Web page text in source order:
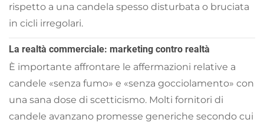
rispetto a una candela spesso disturbata o bruciata
in cicli irregolari.
La realtà commerciale: marketing contro realtà
È importante affrontare le affermazioni relative a
candele «senza fumo» e «senza gocciolamento» con
una sana dose di scetticismo. Molti fornitori di
candele avanzano promesse generiche secondo cui